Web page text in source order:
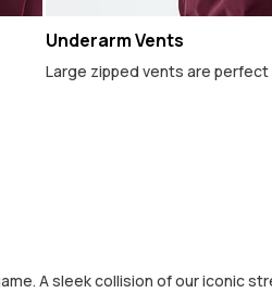
Underarm Vents
Large zipped vents are
A sleek collision of our